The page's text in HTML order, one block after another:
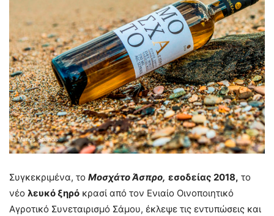
Συγκεκριμένα, το Μοσχάτο Άσπρο, εσοδείας 2018, το
νέο λευκό ξηρό κρασί από τον Ενιαίο Οινοποιητικό
Αγροτικό Συνεταιρισμό Σάμου, έκλεψε τις εντυπώσεις και